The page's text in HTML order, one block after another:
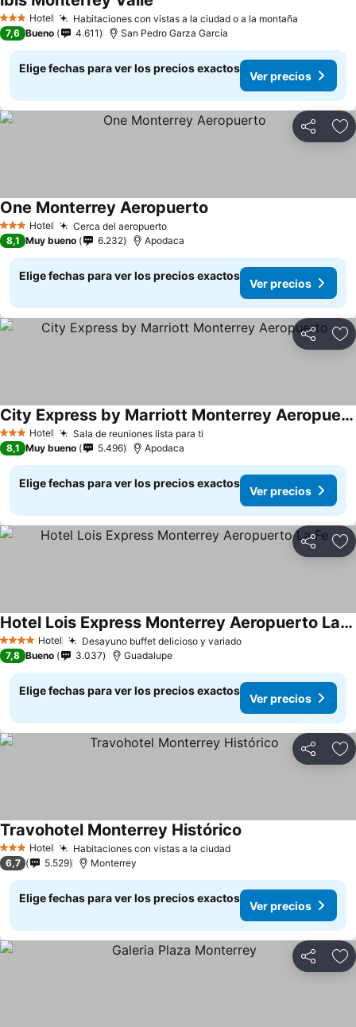
3 Estrellas
Hotel Habitaciones con vistas a la ciudad o a la montaña
7,6 Bueno 4.611 San Pedro Garza García
Elige fechas para ver los precios exactos
Ver precios
Compartir
3 Estrellas
Hotel Cerca del aeropuerto
One Monterrey Aeropuerto
8,1 Muy bueno 6.232 Apodaca
Elige fechas para ver los precios exactos
Ver precios
Compartir
3 Estrellas
Hotel Sala de reuniones lista para ti
City Express by Marriott Monterrey Aeropuerto
8,1 Muy bueno 5.496 Apodaca
Elige fechas para ver los precios exactos
Ver precios
Compartir
4 EstrellasHotel Desayuno buffet delicioso y variado
Hotel Lois Express Monterrey Aeropuerto La Fe
7,8 Bueno 3.037 Guadalupe
Elige fechas para ver los precios exactos
Ver precios
Compartir
3 Estrellas
Hotel Habitaciones con vistas a la ciudad
Travohotel Monterrey Histórico
6,7 5.529 Monterrey
Elige fechas para ver los precios exactos
Ver precios
Compartir